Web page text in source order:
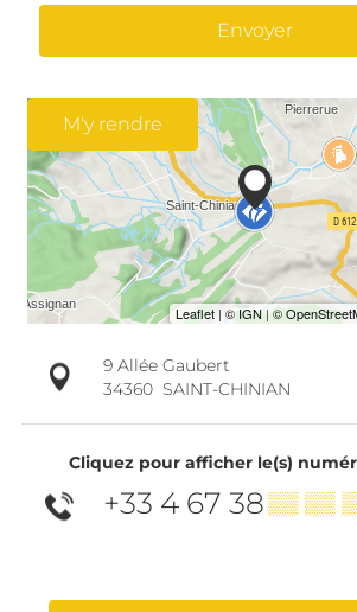
Envoyer
M'y rendre
9 Allée Gaubert
34360 SAINT-CHINIAN
Cliquez pour afficher le(s)
+33 4 67 38▒▒ ▒▒